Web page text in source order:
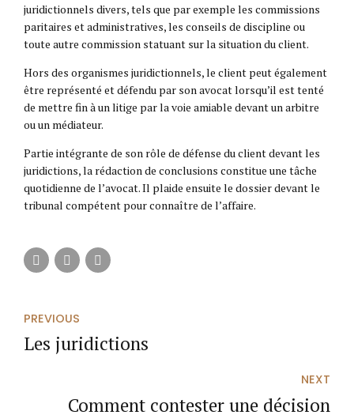
juridictionnels divers, tels que par exemple les commissions
paritaires et administratives, les conseils de discipline ou
toute autre commission statuant sur la situation du client.
Hors des organismes juridictionnels, le client peut également
être représenté et défendu par son avocat lorsqu’il est tenté
de mettre fin à un litige par la voie amiable devant un arbitre
ou un médiateur.
Partie intégrante de son rôle de défense du client devant les
juridictions, la rédaction de conclusions constitue une tâche
quotidienne de l’avocat. Il plaide ensuite le dossier devant le
tribunal compétent pour connaître de l’affaire.
PREVIOUS
Les juridictions
NEXT
Comment contester une décision